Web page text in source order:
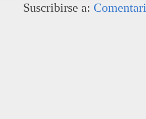
Suscribirse a: